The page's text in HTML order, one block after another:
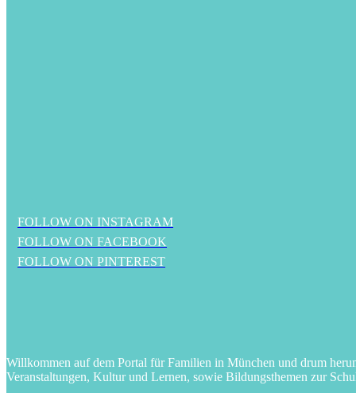
FOLLOW ON INSTAGRAM
FOLLOW ON FACEBOOK
FOLLOW ON PINTEREST
Willkommen auf dem Portal für Familien in München und drum
Veranstaltungen, Kultur und Lernen, sowie Bildungsthemen zur